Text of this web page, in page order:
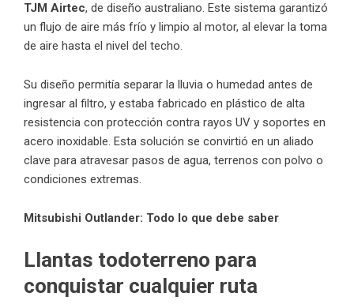
TJM Airtec, de diseño australiano. Este sistema garantizó
un flujo de aire más frío y limpio al motor, al elevar la toma
de aire hasta el nivel del techo.
Su diseño permitía separar la lluvia o humedad antes de
ingresar al filtro, y estaba fabricado en plástico de alta
resistencia con protección contra rayos UV y soportes en
acero inoxidable. Esta solución se convirtió en un aliado
clave para atravesar pasos de agua, terrenos con polvo o
condiciones extremas.
Mitsubishi Outlander: Todo lo que debe saber
Llantas todoterreno para
conquistar cualquier ruta